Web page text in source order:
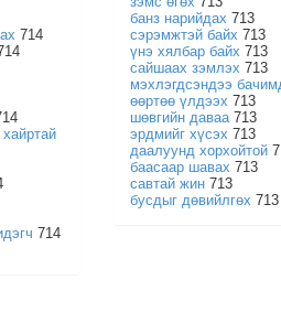
714
714
банз нарийдах 713
сэрэмжтэй байх 713
үнэ хялбар байх 713
сайшаах зэмлэх 713
мэхлэгдсэндээ
өөртөө үлдээх 713
шөвгийн даваа713
эрдмийг хүсэх 713
даалуунд хорхойтой
баасаар шавах 713
савтай жин 713
бусдыг дөвийлгөх 713